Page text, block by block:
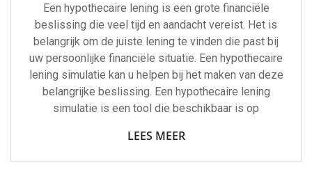
Een hypothecaire lening is een grote financiële
beslissing die veel tijd en aandacht vereist. Het is
belangrijk om de juiste lening te vinden die past bij
uw persoonlijke financiële situatie. Een hypothecaire
lening simulatie kan u helpen bij het maken van deze
belangrijke beslissing. Een hypothecaire lening
simulatie is een tool die beschikbaar is op
LEES MEER